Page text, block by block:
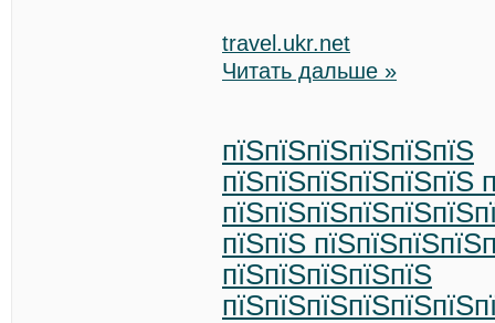
travel.ukr.net
Читать дальше »
пїЅпїЅпїЅпїЅпїЅпїЅ
пїЅпїЅпїЅпїЅпїЅпїЅ
пїЅпїЅ
пїЅпїЅпїЅпїЅпїЅ